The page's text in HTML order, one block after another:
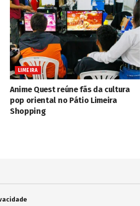
LIMEIRA
Anime Quest reúne fãs da cultura
pop oriental no Pátio Limeira
Shopping